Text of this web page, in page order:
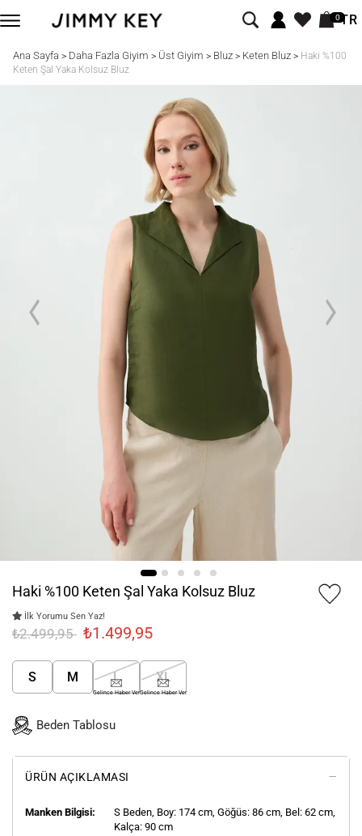
0TR
Ana Sayfa > Daha Fazla Giyim > Üst Giyim > Bluz> Keten Bluz> Haki %100
Keten Şal Yaka Kolsuz Bluz
Haki %100 Keten Şal Yaka Kolsuz Bluz
İlk Yorumu Sen Yaz!
₺2.499,95 ₺1.499,95
S M L
Gelince Haber Ver
XL
Gelince Haber Ver
Beden Tablosu
ÜRÜN AÇIKLAMASI
Manken Bilgisi: S Beden, Boy: 174 cm, Göğüs: 86 cm, Bel: 62 cm,
Kalça: 90 cm